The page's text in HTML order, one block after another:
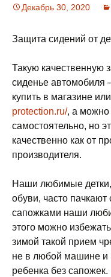
Декабрь 30, 2020
Защита сидений от
Такую качественную
сиденье
купить в магазине
protection.ru/, а можно
самостоятельно, но
качественно как от
производителя.
Наши любимые детки,
обуви, часто
сапожками наши
этого можно
зимой такой прием
не в любой машине и
ребенка без сапожек.